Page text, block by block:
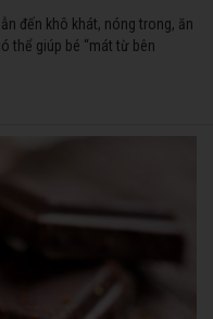
đến khô khát, nóng trong, ăn
thể giúp bé “mát từ bên